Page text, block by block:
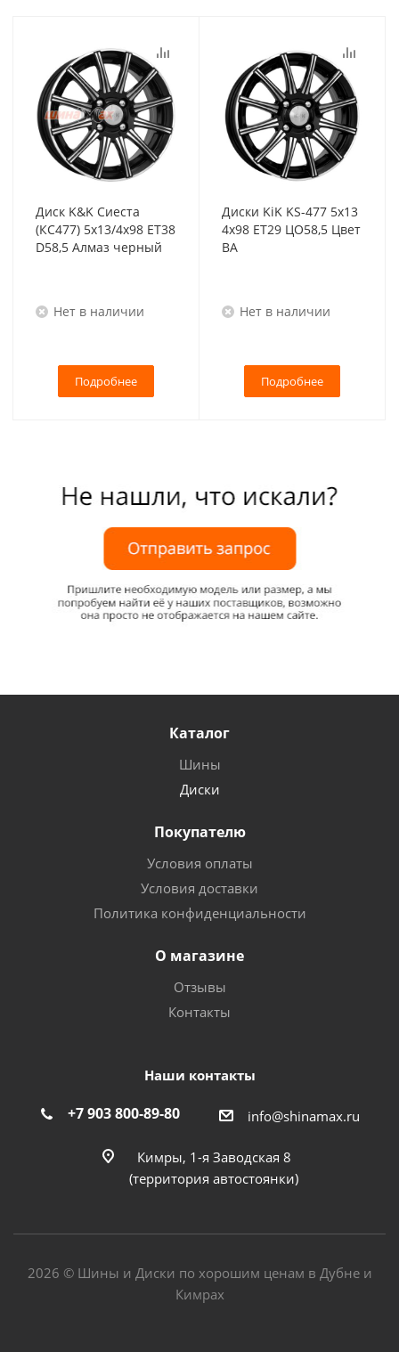
Диск K&K Сиеста
(КС477) 5x13/4x98 ET38
D58,5 Алмаз черный
Нет в наличии
Подробнее
Диски KiK KS-477 5x13
4x98 ET29 ЦО58,5 Цвет
BA
Нет в наличии
Подробнее
Каталог
Шины
Диски
Покупателю
Условия оплаты
Условия доставки
Политика конфиденциальности
О магазине
Отзывы
Контакты
Наши контакты
+7 903 800-89-80 info@shinamax.ru
Кимры, 1-я Заводская 8
(территория автостоянки)
2026 © Шины и Диски по хорошим ценам в Дубне и
Кимрах